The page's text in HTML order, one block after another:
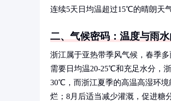
连续5天日均温超过15℃的晴朗天气
二、气候密码：温度与雨
浙江属于亚热带季风气候，春季
需要日均温20-25℃和充足水分，
30℃，而浙江夏季的高温高湿环
烂；8月后适当减少灌溉，促进糖